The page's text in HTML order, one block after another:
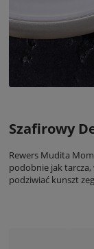
Szafirowy
Rewers Mudita
podobnie jak tarcza,
podziwiać kunszt